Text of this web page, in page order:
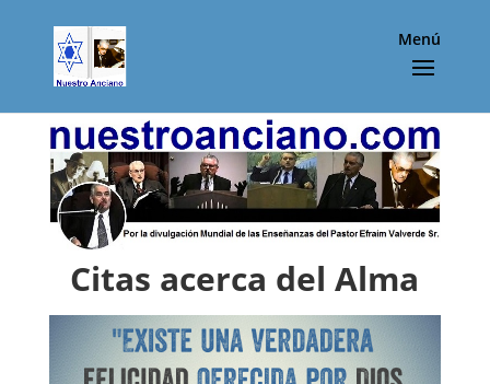
Menú
Citas acerca del Alma